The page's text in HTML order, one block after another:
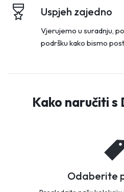
Uspjeh zajedno
Vjerujemo u suradnju,
podršku kako bismo
Kako naručiti s
Odaberite